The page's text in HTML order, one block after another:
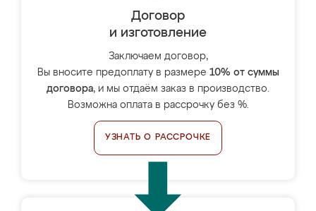
Договор
и изготовление
Заключаем договор,
Вы вносите предоплату в размере 10% от суммы
договора, и мы отдаём заказ в производство.
Возможна оплата в рассрочку без %.
УЗНАТЬ О РАССРОЧКЕ